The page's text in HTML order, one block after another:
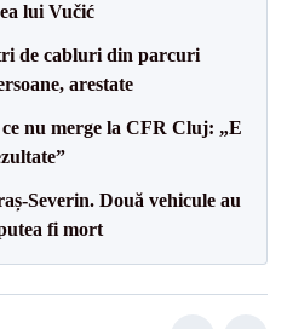
lui Vučić
de cabluri din parcuri
arestate
nu merge la CFR Cluj: „E
Severin. Două vehicule au
fi mort